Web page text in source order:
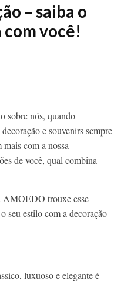
– saiba o
com você!
sobre nós, quando
e souvenirs sempre
com a nossa
de você, qual combina
AMOEDO trouxe esse
seu estilo com a decoração
luxuoso e elegante é